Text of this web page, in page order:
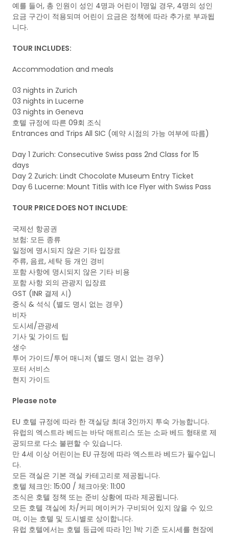
예를 들어, 총 인원이 성인 4명과 어린이 1명일 경우, 4명의 성인
요금 구간이 적용되며 어린이 요금은 정책에 따라 추가로 부과됩
니다.
TOUR INCLUDES:
Accommodation and meals
03 nights in Zurich
03 nights in Lucerne
03 nights in Geneva
호텔 규정에 따른 09회 조식
Entrances and Trips All SIC (예약 시점의 가능 여부에 따름)
Day 1 Zurich: Consecutive Swiss pass 2nd Class for 15
days
Day 2 Zurich: Lindt Chocolate Museum Entry Ticket
Day 6 Lucerne: Mount Titlis with Ice Flyer with Swiss Pass
TOUR PRICE DOES NOT INCLUDE:
국제선 항공권
보험: 모든 종류
일정에 명시되지 않은 기타 입장료
주류, 음료, 세탁 등 개인 경비
포함 사항에 명시되지 않은 기타 비용
포함 사항 외의 관광지 입장료
GST (INR 결제 시)
중식 & 석식 (별도 명시 없는 경우)
비자
도시세/관광세
기사 및 가이드 팁
생수
투어 가이드/투어 매니저 (별도 명시 없는 경우)
포터 서비스
현지 가이드
Please note
EU 호텔 규정에 따라 한 객실당 최대 3인까지 투숙 가능합니다.
유럽의 엑스트라 베드는 바닥 매트리스 또는 소파 베드 형태로 제
공되므로 다소 불편할 수 있습니다.
만 4세 이상 어린이는 EU 규정에 따라 엑스트라 베드가 필수입니
다.
모든 객실은 기본 객실 카테고리로 제공됩니다.
호텔 체크인: 15:00 / 체크아웃: 11:00
조식은 호텔 정책 또는 준비 상황에 따라 제공됩니다.
모든 호텔 객실에 차/커피 메이커가 구비되어 있지 않을 수 있으
며, 이는 호텔 및 도시별로 상이합니다.
유럽 호텔에서는 호텔 등급에 따라 1인 1박 기준 도시세를 현장에